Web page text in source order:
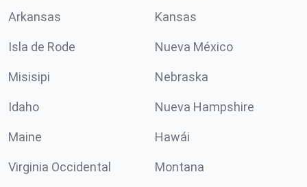
Arkansas Kansas
Isla de Rode Nueva México
Misisipi Nebraska
Idaho Nueva Hampshire
Maine Hawái
Virginia Occidental Montana